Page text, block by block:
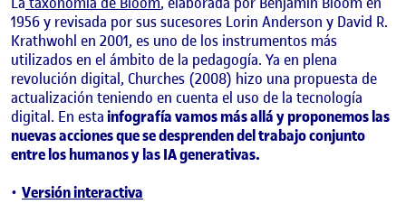
1956 y revisada por sus sucesores Lorin Anderson y David R.
Krathwohl en 2001, es uno de los instrumentos más
utilizados en el ámbito de la pedagogía. Ya en plena
revolución digital, Churches (2008) hizo una propuesta de
actualización teniendo en cuenta el uso de la tecnología
digital. En estainfografía vamos más allá y proponemos las
nuevas acciones que se desprenden del trabajo conjunto
entre los humanos y las IA generativas.
Versión interactiva